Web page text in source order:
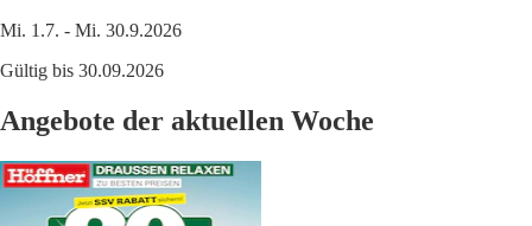
Mi. 1.7. - Mi. 30.9.2026
Gültig bis 30.09.2026
Angebote der aktuellen Woche